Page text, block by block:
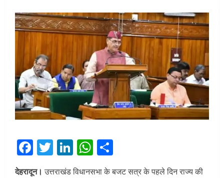
Facebook
Twitter
LinkedIn
WhatsApp
देहरादून। उत्तराखंड विधानसभा के बजट सत्र के पहले दिन राज्य की